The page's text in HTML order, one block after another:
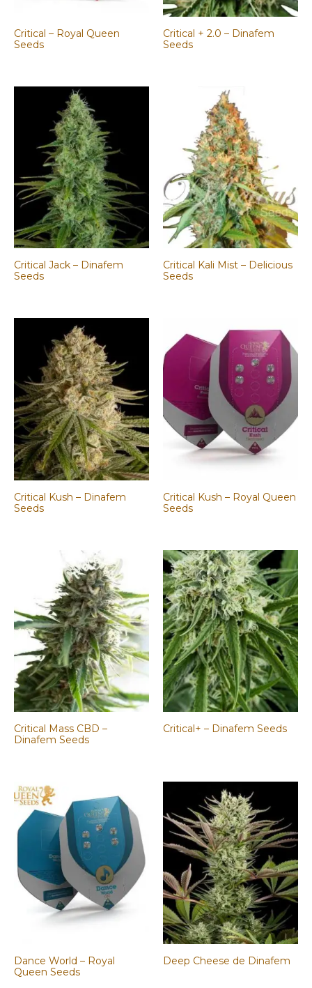
Critical – Royal Queen
Seeds
Critical + 2.0 – Dinafem
Seeds
Critical Jack – Dinafem
Seeds
Critical Kali Mist – Delicious
Seeds
Critical Kush – Dinafem
Seeds
Critical Kush – Royal Queen
Seeds
Critical Mass CBD –
Dinafem Seeds
Critical+ – Dinafem Seeds
Dance World – Royal
Queen Seeds
Deep Cheese de Dinafem